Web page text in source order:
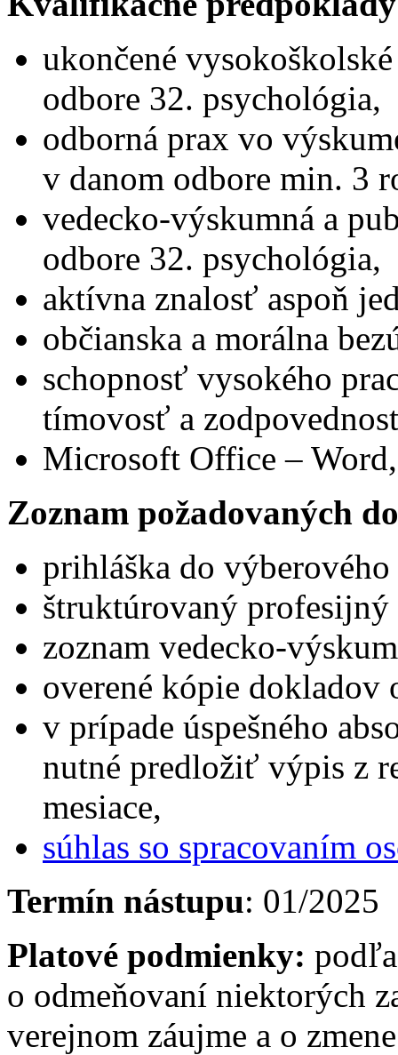
ukončené
odbore 32. psychológia,
odborná prax vo
v danom odbore min. 3
vedecko-výskumná a
odbore 32. psychológia,
aktívna znalosť aspoň
občianska a morálna
schopnosť vysokého
tímovosť a
Microsoft Office –
Zoznam požadovaných
prihláška do
štruktúrovaný
zoznam vedecko-
overené kópie dokladov
v prípade úspešného
nutné predložiť výpis z
mesiace,
súhlas so spracovaním
Termín nástupu: 01/2025
Platové podmienky:
o odmeňovaní niektorých
verejnom záujme a o